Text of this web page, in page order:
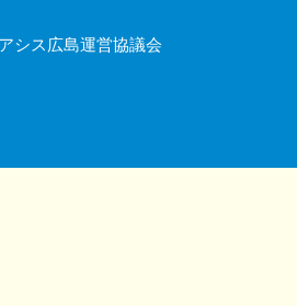
シス広島運営協議会